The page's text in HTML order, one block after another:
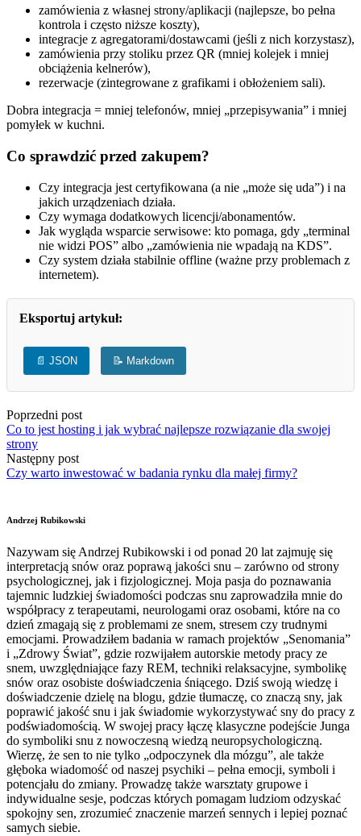
zamówienia z własnej strony/aplikacji (najlepsze, bo pełna
kontrola i często niższe koszty),
integracje z agregatorami/dostawcami (jeśli z nich korzystasz),
zamówienia przy stoliku przez QR (mniej kolejek i mniej
obciążenia kelnerów),
rezerwacje (zintegrowane z grafikami i obłożeniem sali).
Dobra integracja = mniej telefonów, mniej „przepisywania” i mniej
pomyłek w kuchni.
Co sprawdzić przed zakupem?
Czy integracja jest certyfikowana (a nie „może się uda”) i na
jakich urządzeniach działa.
Czy wymaga dodatkowych licencji/abonamentów.
Jak wygląda wsparcie serwisowe: kto pomaga, gdy „terminal
nie widzi POS” albo „zamówienia nie wpadają na KDS”.
Czy system działa stabilnie offline (ważne przy problemach z
internetem).
Eksportuj artykuł:
📄 JSON 📝 Markdown
Poprzedni post
Co to jest hosting i jak wybrać najlepsze rozwiązanie dla swojej
strony
Następny post
Czy warto inwestować w badania rynku dla małej firmy?
Andrzej Rubikowski
Nazywam się Andrzej Rubikowski i od ponad 20 lat zajmuję się
interpretacją snów oraz poprawą jakości snu – zarówno od strony
psychologicznej, jak i fizjologicznej. Moja pasja do poznawania
tajemnic ludzkiej świadomości podczas snu zaprowadziła mnie do
współpracy z terapeutami, neurologami oraz osobami, które na co
dzień zmagają się z problemami ze snem, stresem czy trudnymi
emocjami. Prowadziłem badania w ramach projektów „Senomania”
i „Zdrowy Świat”, gdzie rozwijałem autorskie metody pracy ze
snem, uwzględniające fazy REM, techniki relaksacyjne, symbolikę
snów oraz osobiste doświadczenia śniącego. Dziś swoją wiedzę i
doświadczenie dzielę na blogu, gdzie tłumaczę, co znaczą sny, jak
poprawić jakość snu i jak świadomie wykorzystywać sny do pracy z
podświadomością. W swojej pracy łączę klasyczne podejście Junga
do symboliki snu z nowoczesną wiedzą neuropsychologiczną.
Wierzę, że sen to nie tylko „odpoczynek dla mózgu”, ale także
głęboka wiadomość od naszej psychiki – pełna emocji, symboli i
potencjału do zmiany. Prowadzę także warsztaty grupowe i
indywidualne sesje, podczas których pomagam ludziom odzyskać
spokojny sen, zrozumieć znaczenie marzeń sennych i lepiej poznać
samych siebie.